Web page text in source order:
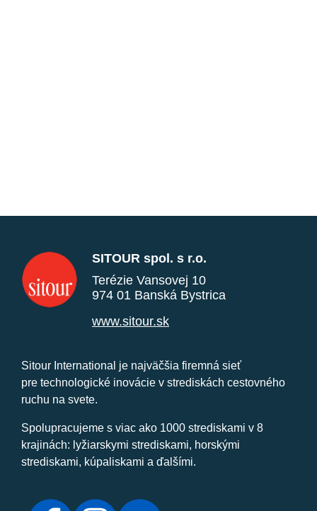
SITOUR spol. s r.o.
Terézie Vansovej 10
974 01 Banská Bystrica
www.sitour.sk
Sitour International je najväčšia firemná sieť
pre technologické inovácie v strediskách cestovného
ruchu na svete.
Spolupracujeme s viac ako 1000 strediskami v 8
krajinách: lyžiarskymi strediskami, horskými
strediskami, kúpaliskami a ďalšími.